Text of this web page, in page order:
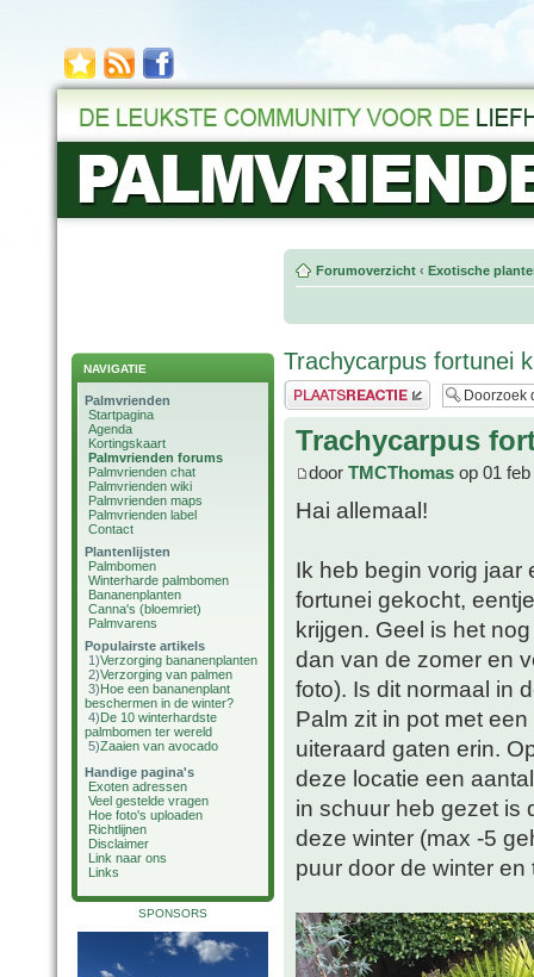
NAVIGATIE
Palmvrienden
Startpagina
Agenda
Kortingskaart
Palmvrienden forums
Palmvrienden chat
Palmvrienden wiki
Palmvrienden maps
Palmvrienden label
Contact
Plantenlijsten
Palmbomen
Winterharde palmbomen
Bananenplanten
Canna's (bloemriet)
Palmvarens
Populairste artikels
1)Verzorging bananenplanten
2)Verzorging van palmen
3)Hoe een bananenplant
beschermen in de winter?
4)De 10 winterhardste
palmbomen ter wereld
5)Zaaien van avocado
Handige pagina's
Exoten adressen
Veel gestelde vragen
Hoe foto's uploaden
Richtlijnen
Disclaimer
Link naar ons
Links
SPONSORS
Forumoverzicht ‹ Exotische
Trachycarpus fortunei
Plaats een reactie
Trachycarpus
door TMCThomas op 01
Hai allemaal!
Ik heb begin vorig jaar
fortunei gekocht,
krijgen. Geel is het
dan van de zomer en
foto). Is dit normaal in
Palm zit in pot met
uiteraard gaten erin.
deze locatie een
in schuur heb gezet is
deze winter (max -5
puur door de winter